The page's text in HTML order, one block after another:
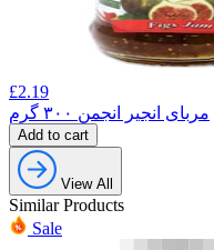
£2.19
مربای انجیر انجمن ۳۰۰ گرم
Add to cart
View All
Similar Products
Sale